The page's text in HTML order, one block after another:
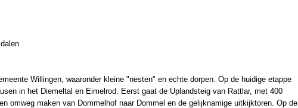
Willingen, waaronder kleine "nesten" en echte dorpen. Op de huidige etappe
in het Diemeltal en Eimelrod. Eerst gaat de Uplandsteig van Rattlar, met 400
omweg maken van Dommelhof naar Dommel en de gelijknamige uitkijktoren. Op de